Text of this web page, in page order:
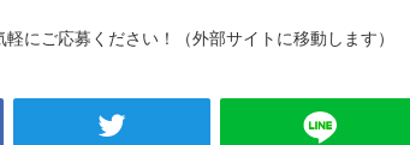
軽にご応募ください！（外部サイトに移動します）